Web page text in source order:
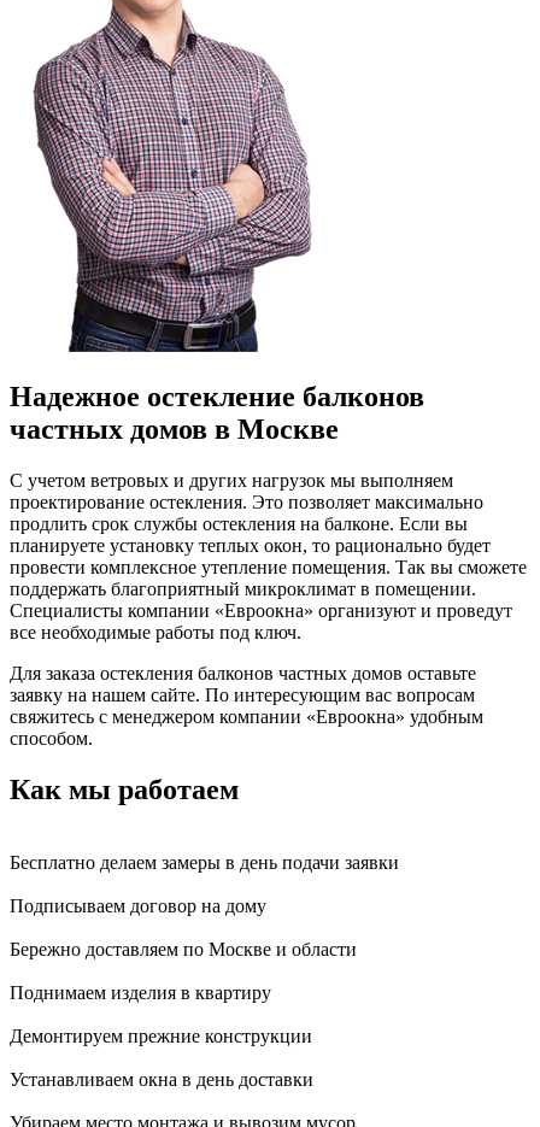
Надежное остекление балконов
частных домов в Москве
С учетом ветровых и других нагрузок мы выполняем
проектирование остекления. Это позволяет максимально
продлить срок службы остекления на балконе. Если вы
планируете установку теплых окон, то рационально будет
провести комплексное утепление помещения. Так вы сможете
поддержать благоприятный микроклимат в помещении.
Специалисты компании «Евроокна» организуют и проведут
все необходимые работы под ключ.
Для заказа остекления балконов частных домов оставьте
заявку на нашем сайте. По интересующим вас вопросам
свяжитесь с менеджером компании «Евроокна» удобным
способом.
Как мы работаем
Бесплатно делаем замеры в день подачи заявки
Подписываем договор на дому
Бережно доставляем по Москве и области
Поднимаем изделия в квартиру
Демонтируем прежние конструкции
Устанавливаем окна в день доставки
Убираем место монтажа и вывозим мусор